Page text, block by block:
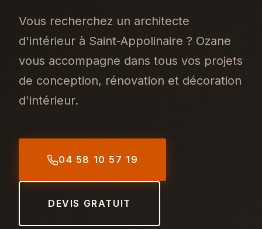
Vous recherchez un architecte
d'intérieur à Saint-Appolinaire ? Ozane
vous accompagne dans tous vos projets
de conception, rénovation et décoration
d'intérieur.
04 58 10 57 19
DEVIS GRATUIT